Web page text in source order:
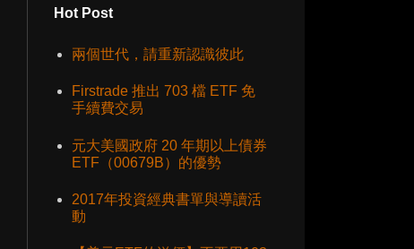
Hot Post
兩個世代，請重新認識彼此
Firstrade 推出 703 檔 ETF 免
手續費交易
元大美國政府 20 年期以上債券
ETF（00679B）的優勢
2017年投資經典書單與導讀活
動